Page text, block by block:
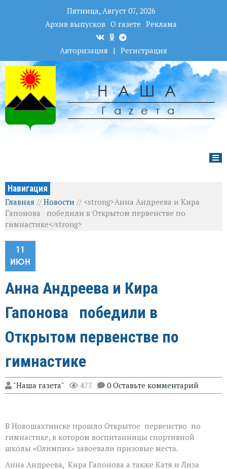
Пятница, Август 07, 2026
Архив выпусков О газете Реклама
Авторизация | Регистрация
НАША
Гаzета
Навигация
Главная //Новости // <strong>Анна Андреева и Кира
Гапонова победили в Открытом первенстве по
гимнастике</strong>
11
ИЮН
Анна Андреева и Кира
Гапонова победили в
Открытом первенстве по
гимнастике
"Наша газета" 477 0 Оставьте комментарий
В Новошахтинске прошло Открытое первенство по
гимнастике, в котором воспитанницы спортивной
школы «Олимпик» завоевали призовые места.
Анна Андреева, Кира Гапонова а также Катя и Лиза